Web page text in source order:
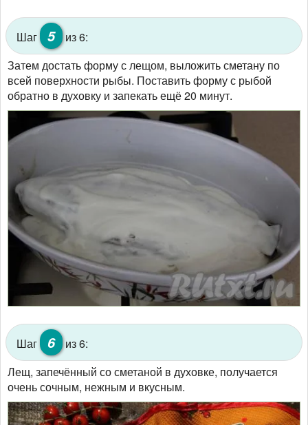
Шаг 5
из 6:
Затем достать форму с лещом, выложить сметану по
всей поверхности рыбы. Поставить форму с рыбой
обратно в духовку и запекать ещё 20 минут.
Шаг 6
из 6:
Лещ, запечённый со сметаной в духовке, получается
очень сочным, нежным и вкусным.